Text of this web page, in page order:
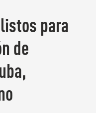
para
de